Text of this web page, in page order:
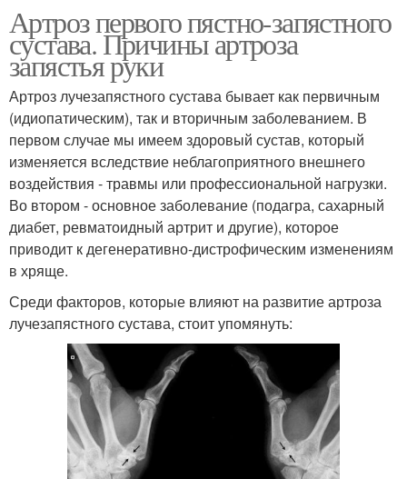
Артроз первого пястно-запястного
сустава. Причины артроза
запястья руки
Артроз лучезапястного сустава бывает как первичным
(идиопатическим), так и вторичным заболеванием. В
первом случае мы имеем здоровый сустав, который
изменяется вследствие неблагоприятного внешнего
воздействия - травмы или профессиональной нагрузки.
Во втором - основное заболевание (подагра, сахарный
диабет, ревматоидный артрит и другие), которое
приводит к дегенеративно-дистрофическим изменениям
в хряще.
Среди факторов, которые влияют на развитие артроза
лучезапястного сустава, стоит упомянуть: